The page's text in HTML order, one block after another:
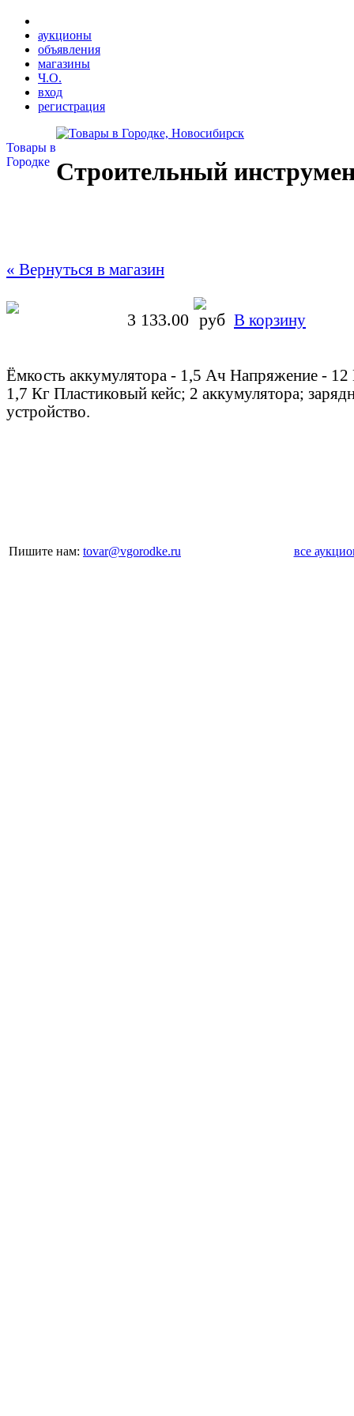
аукционы
объявления
магазины
Ч.О.
вход
регистрация
Товары в
Городке Строительный
« Вернуться в магазин
3 133.00 В корзину
Ёмкость аккумулятора - 1,5 Ач Напряжение -
1,7 Кг Пластиковый кейс; 2 аккумулятора;
устройство.
Пишите нам: tovar@vgorodke.ru все